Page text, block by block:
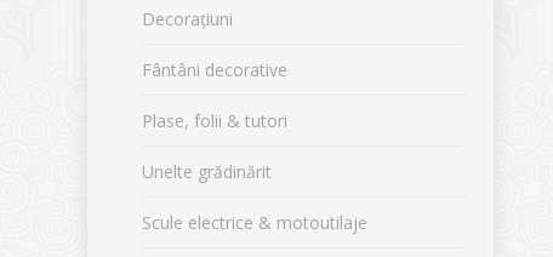
Decorațiuni
Fântâni decorative
Plase, folii & tutori
Unelte grădinărit
Scule electrice & motoutilaje